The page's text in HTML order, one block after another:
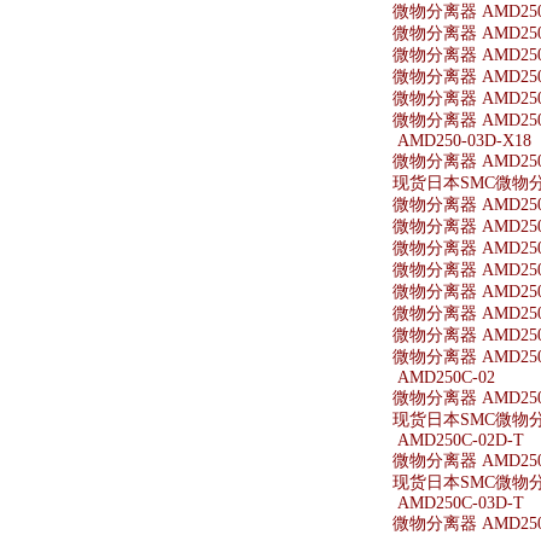
微物分离器
微物分离器
微物分离器
微物分离器
微物分离器
微物分离器
AMD250-03D-X18
微物分离器
现货日本SMC微物
微物分离器
微物分离器
微物分离器
微物分离器
微物分离器
微物分离器
微物分离器
微物分离器
AMD250C-02
微物分离器
现货日本SMC微物
AMD250C-02D-T
微物分离器
现货日本SMC微物
AMD250C-03D-T
微物分离器